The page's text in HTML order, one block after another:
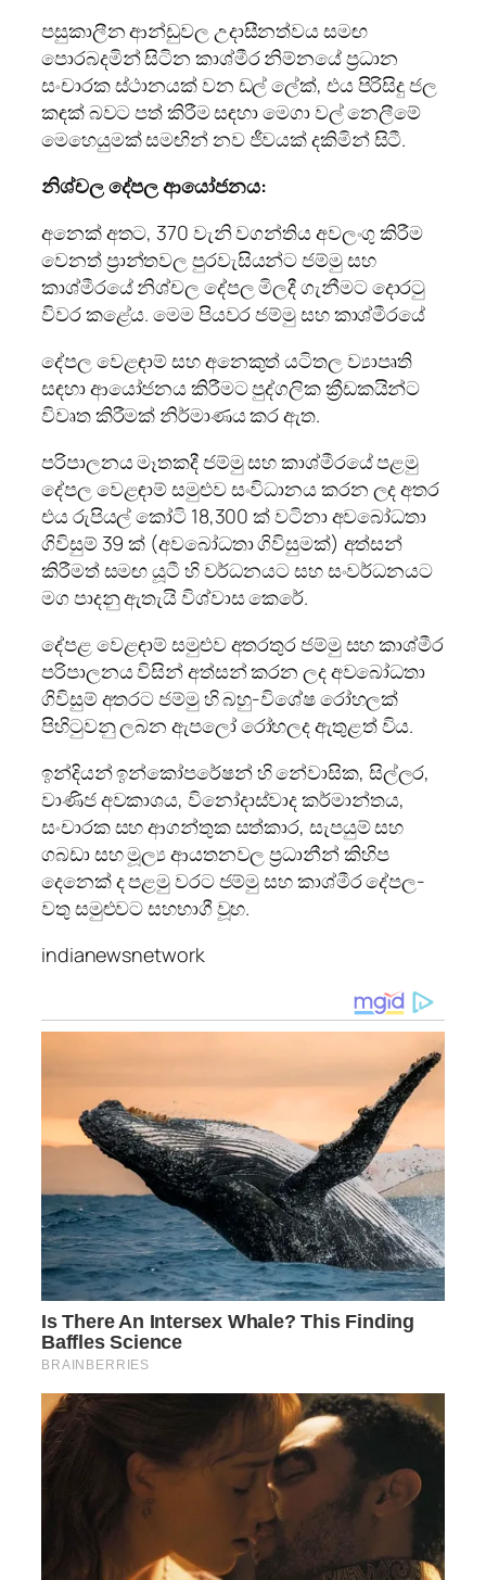
පසුකාලීන ආන්ඩුවල උදාසීනත්වය සමඟ
පොරබදමින් සිටින කාශ්මීර නිම්නයේ ප්‍රධාන
සංචාරක ස්ථානයක් වන ඩල් ලේක්, එය පිරිසිදු ජල
කඳක් බවට පත් කිරීම සඳහා මෙගා වල් නෙලීමේ
මෙහෙයුමක් සමඟින් නව ජීවයක් දකිමින් සිටී.
නිශ්චල දේපල ආයෝජනය:
අනෙක් අතට, 370 වැනි වගන්තිය අවලංගු කිරීම
වෙනත් ප්‍රාන්තවල පුරවැසියන්ට ජම්මු සහ
කාශ්මීරයේ නිශ්චල දේපල මිලදී ගැනීමට දොරටු
විවර කළේය. මෙම පියවර ජම්මු සහ කාශ්මීරයේ
දේපල වෙළඳාම් සහ අනෙකුත් යටිතල ව්‍යාපෘති
සඳහා ආයෝජනය කිරීමට පුද්ගලික ක්‍රීඩකයින්ට
විවෘත කිරීමක් නිර්මාණය කර ඇත.
පරිපාලනය මෑතකදී ජම්මු සහ කාශ්මීරයේ පළමු
දේපල වෙළඳාම් සමුළුව සංවිධානය කරන ලද අතර
එය රුපියල් කෝටි 18,300 ක් වටිනා අවබෝධතා
ගිවිසුම් 39 ක් (අවබෝධතා ගිවිසුමක්) අත්සන්
කිරීමත් සමඟ යූටී හි වර්ධනයට සහ සංවර්ධනයට
මග පාදනු ඇතැයි විශ්වාස කෙරේ.
දේපළ වෙළඳාම් සමුළුව අතරතුර ජම්මු සහ කාශ්මීර
පරිපාලනය විසින් අත්සන් කරන ලද අවබෝධතා
ගිවිසුම් අතරට ජම්මු හි බහු-විශේෂ රෝහලක්
පිහිටුවනු ලබන ඇපලෝ රෝහලද ඇතුළත් විය.
ඉන්දියන් ඉන්කෝපරේෂන් හි නේවාසික, සිල්ලර,
වාණිජ අවකාශය, විනෝදාස්වාද කර්මාන්තය,
සංචාරක සහ ආගන්තුක සත්කාර, සැපයුම් සහ
ගබඩා සහ මූල්‍ය ආයතනවල ප්‍රධානීන් කිහිප
දෙනෙක් ද පළමු වරට ජම්මු සහ කාශ්මීර දේපල-
වතු සමුළුවට සහභාගී වූහ.
indianewsnetwork